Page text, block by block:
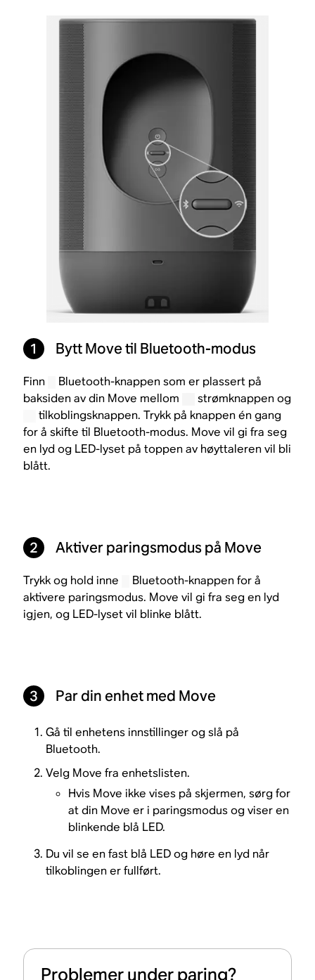
1 Bytt Move til Bluetooth-modus
Finn
Bluetooth-knappen som er plassert på
baksiden av din Move mellom
strømknappen og
tilkoblingsknappen. Trykk på knappen én gang
for å skifte til Bluetooth-modus. Move vil gi fra seg
en lyd og LED-lyset på toppen av høyttaleren vil bli
blått.
2 Aktiver paringsmodus på Move
Trykk og hold inne
Bluetooth-knappen for å
aktivere paringsmodus. Move vil gi fra seg en lyd
igjen, og LED-lyset vil blinke blått.
3 Par din enhet med Move
Gå til enhetens innstillinger og slå på
Bluetooth.
Velg Move fra enhetslisten.
Hvis Move ikke vises på skjermen, sørg for
at din Move er i paringsmodus og viser en
blinkende blå LED.
Du vil se en fast blå LED og høre en lyd når
tilkoblingen er fullført.
Problemer under paring?